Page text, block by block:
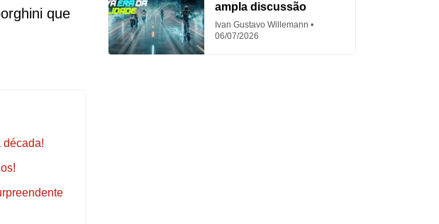
que
década!
ampla discussão
Ivan Gustavo Willemann
06/07/2026